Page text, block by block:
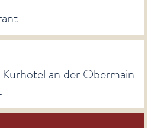
an der Obermain